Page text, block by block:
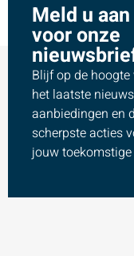
Meld u aan
voor onze
Blijf op de hoogte
het laatste
aanbiedingen en
scherpste acties
jouw toekomstige